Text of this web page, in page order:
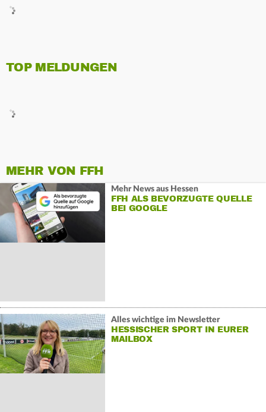
TOP MELDUNGEN
MEHR VON FFH
Mehr News aus Hessen
FFH ALS BEVORZUGTE QUELLE
BEI GOOGLE
Alles wichtige im Newsletter
HESSISCHER SPORT IN EURER
MAILBOX